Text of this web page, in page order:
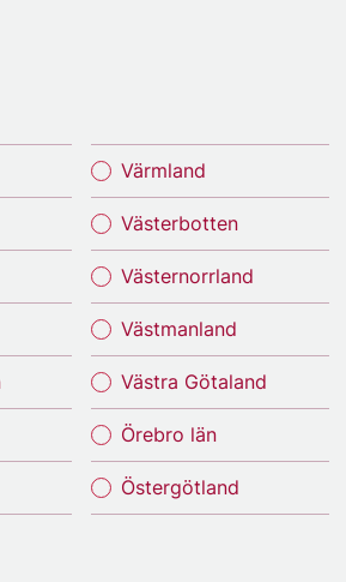
Värmland
Västerbotten
Västernorrland
Västmanland
Västra Götaland
Örebro län
Östergötland